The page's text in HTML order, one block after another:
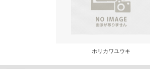
ホリカワユウキ